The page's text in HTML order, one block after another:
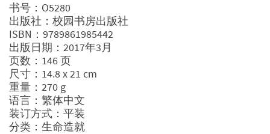
书号：O5280
出版社：校园书房出版社
ISBN：9789861985442
出版日期：2017年3月
页数：146 页
尺寸：14.8 x 21 cm
重量：270 g
语言：繁体中文
装订方式：平装
分类：生命造就